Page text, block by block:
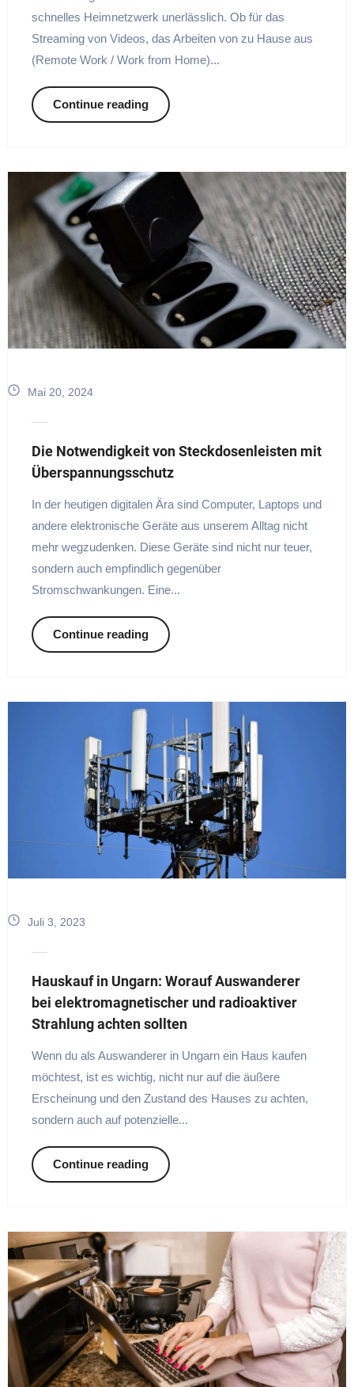
schnelles Heimnetzwerk unerlässlich. Ob für das
Streaming von Videos, das Arbeiten von zu Hause aus
(Remote Work / Work from Home)...
Continue reading
Mai 20, 2024
Die Notwendigkeit von Steckdosenleisten mit
Überspannungsschutz
In der heutigen digitalen Ära sind Computer, Laptops und
andere elektronische Geräte aus unserem Alltag nicht
mehr wegzudenken. Diese Geräte sind nicht nur teuer,
sondern auch empfindlich gegenüber
Stromschwankungen. Eine...
Continue reading
Juli 3, 2023
Hauskauf in Ungarn: Worauf Auswanderer
bei elektromagnetischer und radioaktiver
Strahlung achten sollten
Wenn du als Auswanderer in Ungarn ein Haus kaufen
möchtest, ist es wichtig, nicht nur auf die äußere
Erscheinung und den Zustand des Hauses zu achten,
sondern auch auf potenzielle...
Continue reading